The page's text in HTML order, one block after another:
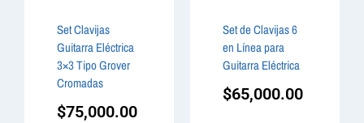
Set Clavijas
Guitarra Eléctrica
3×3 Tipo Grover
Cromadas
$75,000.00
Set de Clavijas 6
en Línea para
Guitarra Eléctrica
$65,000.00